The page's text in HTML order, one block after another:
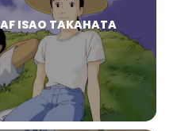
ISAO TAKAHATA